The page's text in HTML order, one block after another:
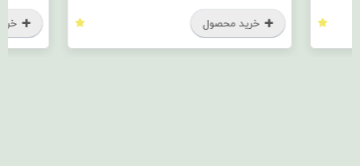
خرید محصول